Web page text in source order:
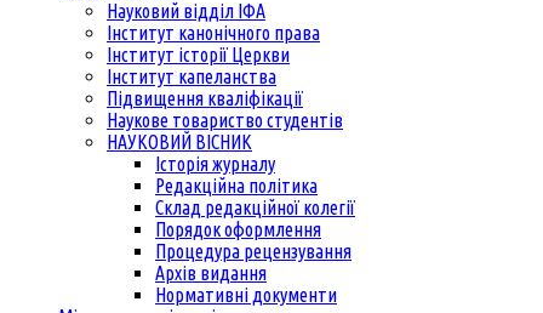
Науковий відділ ІФА
Інститут канонічного права
Інститут історії Церкви
Інститут капеланства
Підвищення кваліфікації
Наукове товариство студентів
НАУКОВИЙ ВІСНИК
Історія журналу
Редакційна політика
Склад редакційної колегії
Порядок оформлення
Процедура рецензування
Архів видання
Нормативні документи